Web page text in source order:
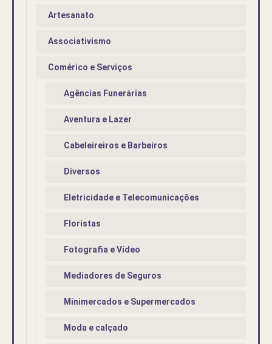
Artesanato
Associativismo
Comérico e Serviços
Agências Funerárias
Aventura e Lazer
Cabeleireiros e Barbeiros
Diversos
Eletricidade e Telecomunicações
Floristas
Fotografia e Vídeo
Mediadores de Seguros
Minimercados e Supermercados
Moda e calçado